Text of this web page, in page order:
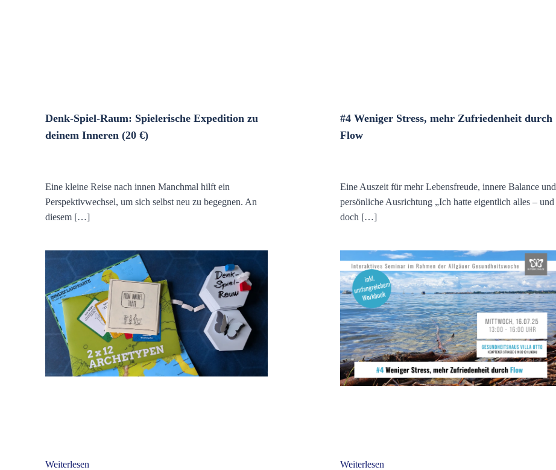
Denk-Spiel-Raum: Spielerische Expedition zu
deinem Inneren (20 €)
Eine kleine Reise nach innen Manchmal hilft ein
Perspektivwechsel, um sich selbst neu zu begegnen. An
diesem […]
Weiterlesen
#4 Weniger Stress, mehr Zufriedenheit durch
Flow
Eine Auszeit für mehr Lebensfreude, innere Balance und
persönliche Ausrichtung „Ich hatte eigentlich alles – und
doch […]
Weiterlesen